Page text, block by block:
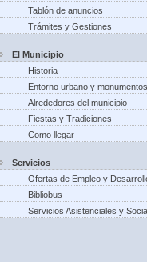
Tablón de anuncios
Trámites y Gestiones
El Municipio
Historia
Entorno urbano y monumentos
Alrededores del municipio
Fiestas y Tradiciones
Como llegar
Servicios
Ofertas de Empleo y
Bibliobus
Servicios Asistenciales y